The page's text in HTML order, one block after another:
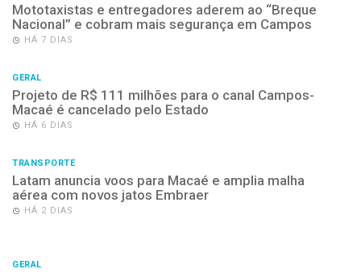
Mototaxistas e entregadores aderem ao “Breque
Nacional” e cobram mais segurança em Campos
HÁ 7 DIAS
GERAL
Projeto de R$ 111 milhões para o canal Campos-
Macaé é cancelado pelo Estado
HÁ 6 DIAS
TRANSPORTE
Latam anuncia voos para Macaé e amplia malha
aérea com novos jatos Embraer
HÁ 2 DIAS
GERAL